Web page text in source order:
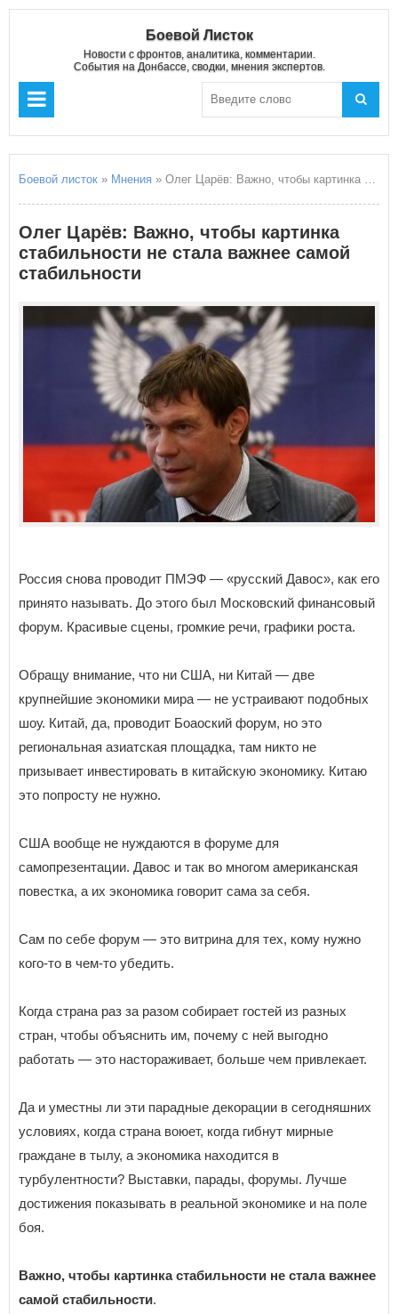
Боевой Листок
Новости с фронтов, аналитика, комментарии.
События на Донбассе, сводки, мнения экспертов.
Боевой листок » Мнения » Олег Царёв: Важно, чтобы картинка стабильности не стала важнее самой стабильности
Олег Царёв: Важно, чтобы картинка
стабильности не стала важнее самой
стабильности
Россия снова проводит ПМЭФ — «русский Давос», как его
принято называть. До этого был Московский финансовый
форум. Красивые сцены, громкие речи, графики роста.
Обращу внимание, что ни США, ни Китай — две
крупнейшие экономики мира — не устраивают подобных
шоу. Китай, да, проводит Боаоский форум, но это
региональная азиатская площадка, там никто не
призывает инвестировать в китайскую экономику. Китаю
это попросту не нужно.
США вообще не нуждаются в форуме для
самопрезентации. Давос и так во многом американская
повестка, а их экономика говорит сама за себя.
Сам по себе форум — это витрина для тех, кому нужно
кого-то в чем-то убедить.
Когда страна раз за разом собирает гостей из разных
стран, чтобы объяснить им, почему с ней выгодно
работать — это настораживает, больше чем привлекает.
Да и уместны ли эти парадные декорации в сегодняшних
условиях, когда страна воюет, когда гибнут мирные
граждане в тылу, а экономика находится в
турбулентности? Выставки, парады, форумы. Лучше
достижения показывать в реальной экономике и на поле
боя.
Важно, чтобы картинка стабильности не стала важнее
самой стабильности.